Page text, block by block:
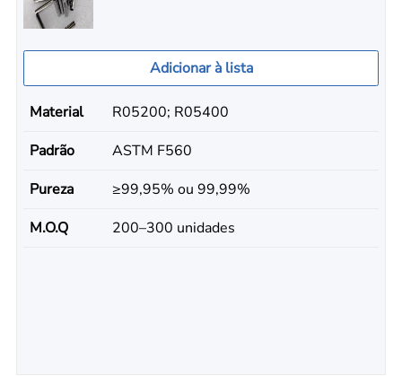
Adicionar à lista
Material
R05200; R05400
Padrão
ASTM F560
Pureza
≥99,95% ou 99,99%
M.O.Q
200–300 unidades